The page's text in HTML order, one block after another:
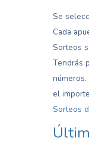
Se
Cada
Sorteos
Tendrás
el
Sorteos